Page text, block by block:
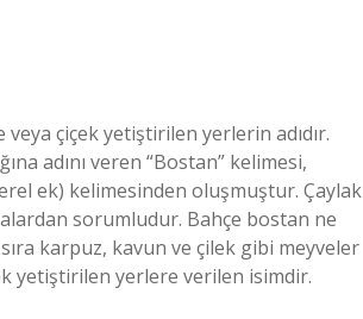
adını veren “Bostan” kelimesi,
ek) kelimesinden oluşmuştur. Çaylak
sorumludur. Bahçe bostan ne
karpuz, kavun ve çilek gibi meyveler
yetiştirilen yerlere verilen isimdir.